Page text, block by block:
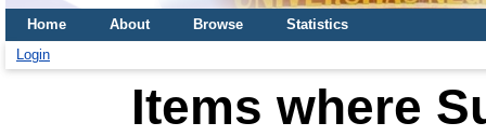
Home About Browse
Statistics
Login
Items where